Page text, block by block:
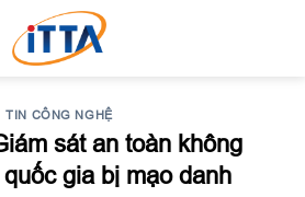
TIN CÔNG NGHỆ
sát an toàn không
gia bị mạo danh